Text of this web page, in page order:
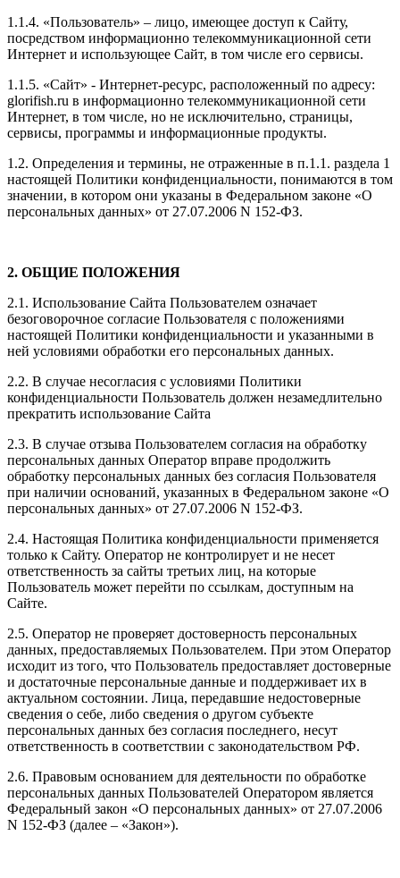
1.1.4. «Пользователь» – лицо, имеющее доступ к Сайту,
посредством информационно телекоммуникационной сети
Интернет и использующее Сайт, в том числе его сервисы.
1.1.5. «Сайт» - Интернет-ресурс, расположенный по адресу:
glorifish.ru в информационно телекоммуникационной сети
Интернет, в том числе, но не исключительно, страницы,
сервисы, программы и информационные продукты.
1.2. Определения и термины, не отраженные в п.1.1. раздела 1
настоящей Политики конфиденциальности, понимаются в том
значении, в котором они указаны в Федеральном законе «О
персональных данных» от 27.07.2006 N 152-ФЗ.
2. ОБЩИЕ ПОЛОЖЕНИЯ
2.1. Использование Сайта Пользователем означает
безоговорочное согласие Пользователя с положениями
настоящей Политики конфиденциальности и указанными в
ней условиями обработки его персональных данных.
2.2. В случае несогласия с условиями Политики
конфиденциальности Пользователь должен незамедлительно
прекратить использование Сайта
2.3. В случае отзыва Пользователем согласия на обработку
персональных данных Оператор вправе продолжить
обработку персональных данных без согласия Пользователя
при наличии оснований, указанных в Федеральном законе «О
персональных данных» от 27.07.2006 N 152-ФЗ.
2.4. Настоящая Политика конфиденциальности применяется
только к Сайту. Оператор не контролирует и не несет
ответственность за сайты третьих лиц, на которые
Пользователь может перейти по ссылкам, доступным на
Сайте.
2.5. Оператор не проверяет достоверность персональных
данных, предоставляемых Пользователем. При этом Оператор
исходит из того, что Пользователь предоставляет достоверные
и достаточные персональные данные и поддерживает их в
актуальном состоянии. Лица, передавшие недостоверные
сведения о себе, либо сведения о другом субъекте
персональных данных без согласия последнего, несут
ответственность в соответствии с законодательством РФ.
2.6. Правовым основанием для деятельности по обработке
персональных данных Пользователей Оператором является
Федеральный закон «О персональных данных» от 27.07.2006
N 152-ФЗ (далее – «Закон»).